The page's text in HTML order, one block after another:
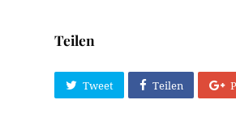
Teilen
Tweet Teilen